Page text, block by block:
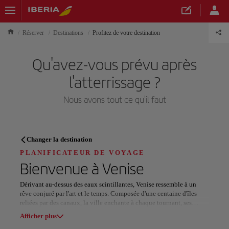
Réserver Destinations Profitez de votre destination
Qu'avez-vous prévu après
l'atterrissage ?
Nous avons tout ce qu'il faut
PLANIFICATEUR DE VOYAGE
Découvrez votre prochaine
destination
Changer la destination
PLANIFICATEUR DE VOYAGE
Bienvenue àVenise
Dérivant au-dessus des eaux scintillantes, Venise ressemble à un
rêve conjuré par l'art et le temps. Composée d'une centaine d'îles
reliées par des canaux, la ville enchante à chaque tournant, ses
palais s'élevant comme des décors d'opéra au-dessus de la lagune
vitreuse de l'Adriatique.
Afficher plus